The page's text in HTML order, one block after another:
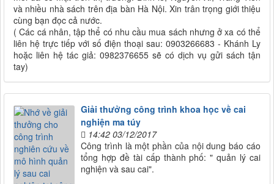
và nhiều nhà sách trên địa bàn Hà Nội. Xin trân trọng giới thiệu
cùng bạn đọc cả nước.
( Các cá nhân, tập thể có nhu cầu mua sách nhưng ở xa có thể
liên hệ trực tiếp với số điện thoại sau: 0903266683 - Khánh Ly
hoặc liên hệ tác giả: 0982376655 sẽ có dịch vụ gửi sách tận
tay)
Giải thưởng công trình khoa học về cai
nghiện ma túy
14:42 03/12/2017
Công trình là một phần của nội dung báo cáo
tổng hợp đề tài cấp thành phố: " quản lý cai
nghiện và sau cai".